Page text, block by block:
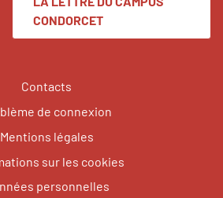
CONDORCET
Contacts
de connexion
Mentions légales
sur les cookies
personnelles